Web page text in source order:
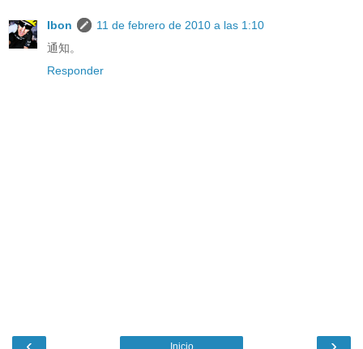
Ibon
11 de febrero de 2010 a las 1:10
通知。
Responder
Inicio